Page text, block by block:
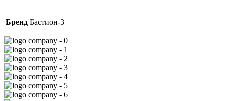
Бренд Бастион-3